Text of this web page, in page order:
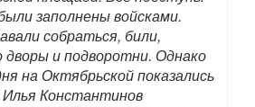
заполнены войсками.
собраться, били,
дворы и подворотни. Однако
на Октябрьской показались
Константинов